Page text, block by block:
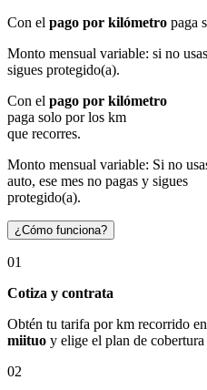
Con el pago por kilómetro paga
Monto mensual variable: si no
sigues protegido(a).
Con el pago por kilómetro
paga solo por los km
que recorres.
Monto mensual variable: Si no
auto, ese mes no pagas y sigues
protegido(a).
¿Cómo funciona?
01
Cotiza y contrata
Obtén tu tarifa por km recorrido
miituo y elige el plan de
02